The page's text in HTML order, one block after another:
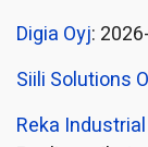
Digia Oyj:
Siili Solutions
Reka